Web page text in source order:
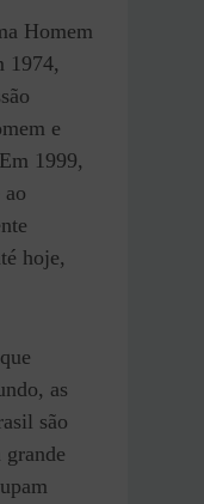
Homem
1974,
e
1999,
hoje,
as
são
grande